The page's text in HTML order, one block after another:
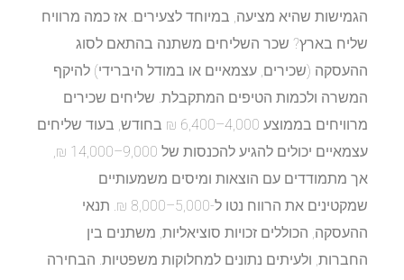
הגמישות שהיא מציעה, במיוחד לצעירים. אז כמה מרוויח
שליח בארץ? שכר השליחים משתנה בהתאם לסוג
ההעסקה (שכירים, עצמאיים או במודל היברידי) להיקף
המשרה ולכמות הטיפים המתקבלת. שליחים שכירים
מרוויחים בממוצע 4,000–6,400 ₪ בחודש, בעוד שליחים
עצמאיים יכולים להגיע להכנסות של 9,000–14,000 ₪,
אך מתמודדים עם הוצאות ומיסים משמעותיים
שמקטינים את הרווח נטו ל-5,000–8,000 ₪. תנאי
ההעסקה, הכוללים זכויות סוציאליות, משתנים בין
החברות, ולעיתים נתונים למחלוקות משפטיות. הבחירה